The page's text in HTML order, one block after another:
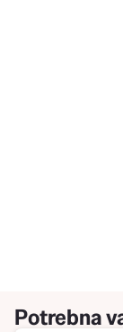
Potrebna